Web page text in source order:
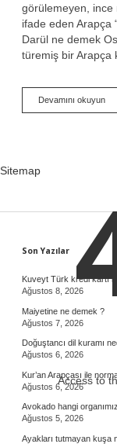
görülemeyen, ince
ifade eden Arapça
Darül ne demek
türemiş bir Arapça
Devamını okuyun
Ne
Sitemap
Sidebar
Son Yazılar
Kuveyt Türk kredi kartı
Ağustos 8, 2026
Maiyetine ne demek ?
Ağustos 7, 2026
Doğuştancı dil kuramı
Ağustos 6, 2026
Kur’an Arapçası ile
Ağustos 6, 2026
Avokado hangi
Ağustos 5, 2026
Ayakları tutmayan kuşa
Access to